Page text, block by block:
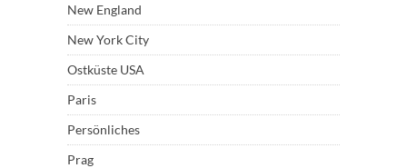
New England
New York City
Ostküste USA
Paris
Persönliches
Prag